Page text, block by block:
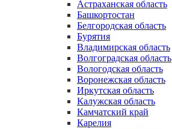
Астраханская область
Башкортостан
Белгородская область
Бурятия
Владимирская область
Волгоградская область
Вологодская область
Воронежская область
Иркутская область
Калужская область
Камчатский край
Карелия